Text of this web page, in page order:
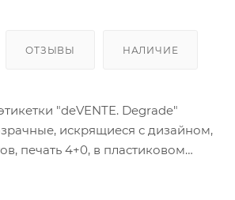
ОТЗЫВЫ НАЛИЧИЕ
"deVENTE. Degrade"
искрящиеся с дизайном,
печать 4+0, в пластиковом